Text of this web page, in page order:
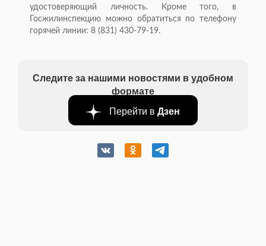
удостоверяющий личность. Кроме того, в
Госжилинспекцию можно обратиться по телефону
горячей линии: 8 (831) 430-79-19.
Следите за нашими новостями в удобном
формате
Перейти в Дзен